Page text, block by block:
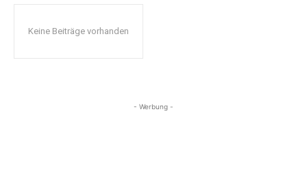
Keine Beiträge vorhanden
- Werbung -